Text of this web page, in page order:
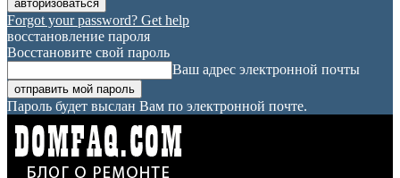
Forgot your password? Get help
восстановление пароля
Восстановите свой пароль
Ваш адрес электронной почты
Пароль будет выслан Вам по электронной почте.